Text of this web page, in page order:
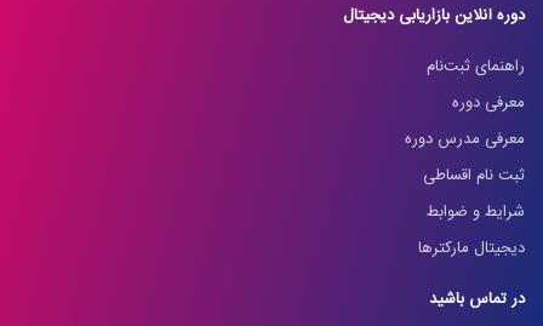
دوره آنلاین بازاریابی دیجیتال
راهنمای ثبت‌نام
معرفی دوره
معرفی مدرس دوره
ثبت نام اقساطی
شرایط و ضوابط
دیجیتال مارکترها
در تماس باشید